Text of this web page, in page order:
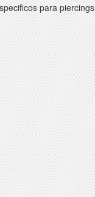
para piercings